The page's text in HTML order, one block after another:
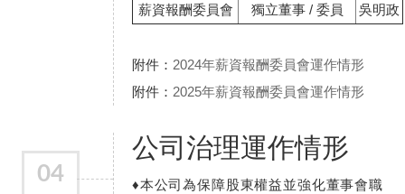
薪資報酬委員會
獨立董事 / 委員 吳明政
附件： 2024年薪資報酬委員會運作情形
附件： 2025年薪資報酬委員會運作情形
04
公司治理運作情形
♦本公司為保障股東權益並強化董事會職